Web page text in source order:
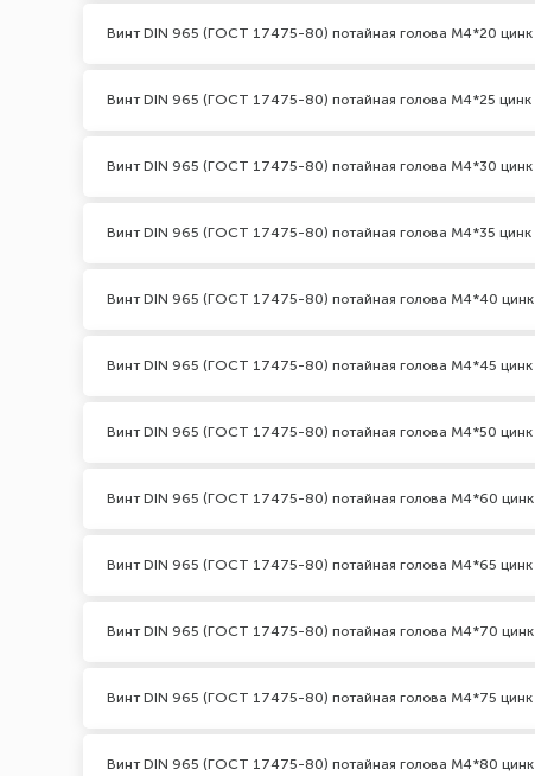
Винт DIN 965 (ГОСТ 17475-80) потайная голова М4*20 цинк
Винт DIN 965 (ГОСТ 17475-80) потайная голова М4*25 цинк
Винт DIN 965 (ГОСТ 17475-80) потайная голова М4*30 цинк
Винт DIN 965 (ГОСТ 17475-80) потайная голова М4*35 цинк
Винт DIN 965 (ГОСТ 17475-80) потайная голова М4*40 цинк
Винт DIN 965 (ГОСТ 17475-80) потайная голова М4*45 цинк
Винт DIN 965 (ГОСТ 17475-80) потайная голова М4*50 цинк
Винт DIN 965 (ГОСТ 17475-80) потайная голова М4*60 цинк
Винт DIN 965 (ГОСТ 17475-80) потайная голова М4*65 цинк
Винт DIN 965 (ГОСТ 17475-80) потайная голова М4*70 цинк
Винт DIN 965 (ГОСТ 17475-80) потайная голова М4*75 цинк
Винт DIN 965 (ГОСТ 17475-80) потайная голова М4*80 цинк